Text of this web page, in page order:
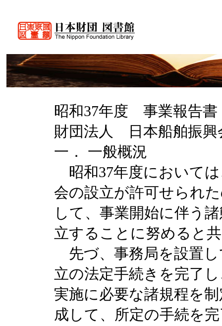
昭和37年度 事業報告書
財団法人 日本船舶振興
一． 一般概況
昭和37年度においては
会の設立が許可せられ
して、事業開始に伴う
立することに努めると
先づ、事務局を設置
立の法定手続きを完了
実施に必要な諸規程を
成して、所定の手続を